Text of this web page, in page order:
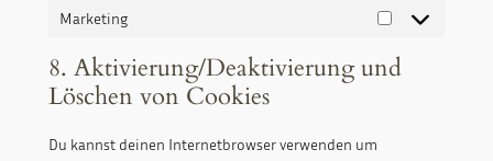
Marketing
Marketing
8. Aktivierung/Deaktivierung und
Löschen von Cookies
Du kannst deinen Internetbrowser verwenden um